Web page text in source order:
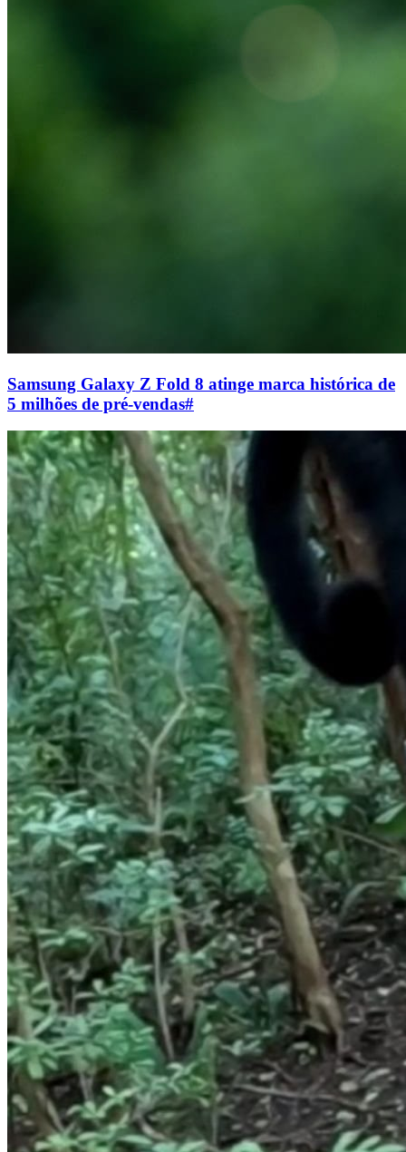
Samsung Galaxy Z Fold 8 atinge marca histórica de
5 milhões de pré-vendas#